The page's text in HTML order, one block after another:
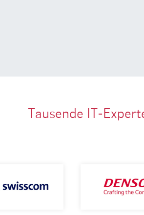
Tausende IT-